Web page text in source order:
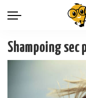
Shampoing sec